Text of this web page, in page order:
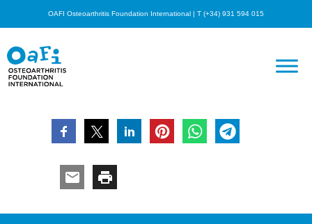
OAFI Osteoarthritis Foundation International | T (+34) 931 594 015